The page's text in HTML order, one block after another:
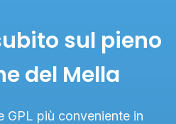
sul pieno
del Mella
GPL più conveniente in